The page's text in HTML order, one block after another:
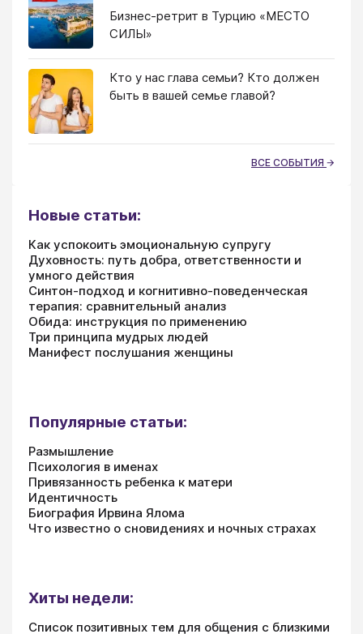
Бизнес-ретрит в Турцию «МЕСТО
СИЛЫ»
Кто у нас глава семьи? Кто должен
быть в вашей семье главой?
ВСЕ СОБЫТИЯ
Новые статьи:
Как успокоить эмоциональную супругу
Духовность: путь добра, ответственности и
умного действия
Синтон-подход и когнитивно-поведенческая
терапия: сравнительный анализ
Обида: инструкция по применению
Три принципа мудрых людей
Манифест послушания женщины
Популярные статьи:
Размышление
Психология в именах
Привязанность ребенка к матери
Идентичность
Биография Ирвина Ялома
Что известно о сновидениях и ночных страхах
Хиты недели:
Список позитивных тем для общения с близкими